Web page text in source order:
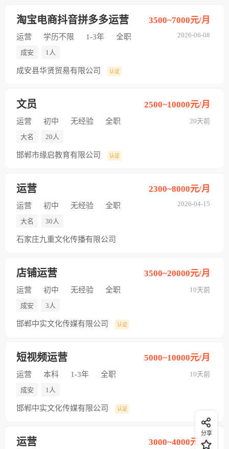
淘宝电商抖音拼多多运营
2026-06-08
3500~7000元/月
运营 学历不限 1-3年 全职
成安 1人
成安县华贤贸易有限公司 认证
文员
20天前
2500~10000元/月
运营 初中 无经验 全职
大名 20人
邯郸市缘启教育有限公司 认证
运营
2026-04-15
2300~8000元/月
运营 初中 无经验 全职
大名 30人
石家庄九重文化传播有限公司
店铺运营
10天前
3500~20000元/月
运营 初中 无经验 全职
成安 3人
邯郸中实文化传媒有限公司 认证
短视频运营
10天前
5000~10000元/月
运营 本科 1-3年 全职
成安 1人
邯郸中实文化传媒有限公司 认证
运营 3000~4000元/月
分享